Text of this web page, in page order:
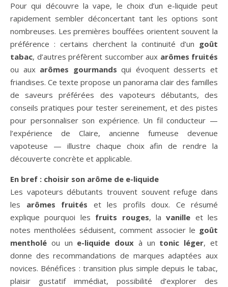
Pour qui découvre la vape, le choix d’un e-liquide peut
rapidement sembler déconcertant tant les options sont
nombreuses. Les premières bouffées orientent souvent la
préférence : certains cherchent la continuité d’un goût
tabac, d’autres préfèrent succomber aux arômes fruités
ou aux arômes gourmands qui évoquent desserts et
friandises. Ce texte propose un panorama clair des familles
de saveurs préférées des vapoteurs débutants, des
conseils pratiques pour tester sereinement, et des pistes
pour personnaliser son expérience. Un fil conducteur —
l’expérience de Claire, ancienne fumeuse devenue
vapoteuse — illustre chaque choix afin de rendre la
découverte concrète et applicable.
En bref : choisir son arôme de e-liquide
Les vapoteurs débutants trouvent souvent refuge dans
les arômes fruités et les profils doux. Ce résumé
explique pourquoi les fruits rouges, lavanille et les
notes mentholées séduisent, comment associer le goût
mentholé ou un e-liquide doux à un tonic léger, et
donne des recommandations de marques adaptées aux
novices. Bénéfices : transition plus simple depuis le tabac,
plaisir gustatif immédiat, possibilité d’explorer des